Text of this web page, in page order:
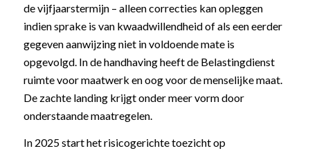
de vijfjaarstermijn – alleen correcties kan opleggen
indien sprake is van kwaadwillendheid of als een eerder
gegeven aanwijzing niet in voldoende mate is
opgevolgd. In de handhaving heeft de Belastingdienst
ruimte voor maatwerk en oog voor de menselijke maat.
De zachte landing krijgt onder meer vorm door
onderstaande maatregelen.
In 2025 start het risicogerichte toezicht op